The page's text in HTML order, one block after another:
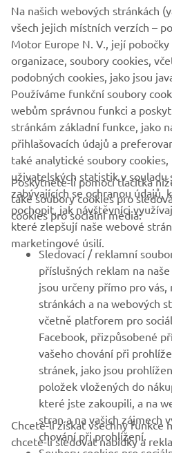
Yamaha budou mít nárok na
1 roku, neboli celkově 2 roky
1 000 hodin používání. Veškeré
pravidelnému servisu, jak je
k obsluze Yamaha. Úplné
k dispozici na vyžádání u
FIREMNÍ
B2B
VÍCE YAMAHA
PODPORA
ZPRAVODAJ
Získejte jako první informace o
speciálních akcích, nových verzích a
Na našich webových stránkách
všech jejich místních verzích –
Motor Europe N. V., její
organizace, soubory cookies,
podobných cookies, jako jsou
Používáme funkční soubory
webům správnou funkci a
stránkám základní funkce, jako
přihlašovacích údajů a
také analytické soubory
uživatelských statistik v souladu
zabývajících se ochranou údajů,
pochopit, jak návštěvníci
které zlepšují naše webové
marketingové úsilí.
Poskytnete-li pomocí tlačítka
také soubory cookies pro
cookies pro sociální média:
Sledovací / reklamní
příslušných reklam na
jsou určeny přímo pro vás,
stránkách a na webových
včetně platforem pro
Facebook, přizpůsobené
vašeho chování při
stránek, jako jsou
položek vložených do
které jste zakoupili, a na
stran a na vašich zájmech
chování při prohlížení.
Chcete-li získat všechny funkce
chcete-li sledovat nabídky a